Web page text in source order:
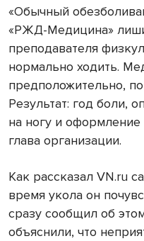
«Обычный
«РЖД-Медицина»
преподавателя
нормально ходить.
предположительно,
Результат: год боли,
на ногу и
глава организации.
Как рассказал VN.ru
время укола он
сразу сообщил об
объяснили, что